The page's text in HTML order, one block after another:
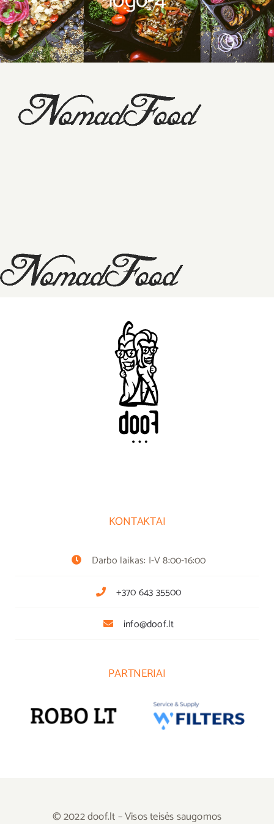
Dovanų kuponas
Savaitės meniu
Skaičiuoklė
KONTAKTAI
Darbo laikas: I-V 8:00-16:00
+370 643 35500
info@doof.lt
PARTNERIAI
© 2022 doof.lt – Visos teisės saugomos